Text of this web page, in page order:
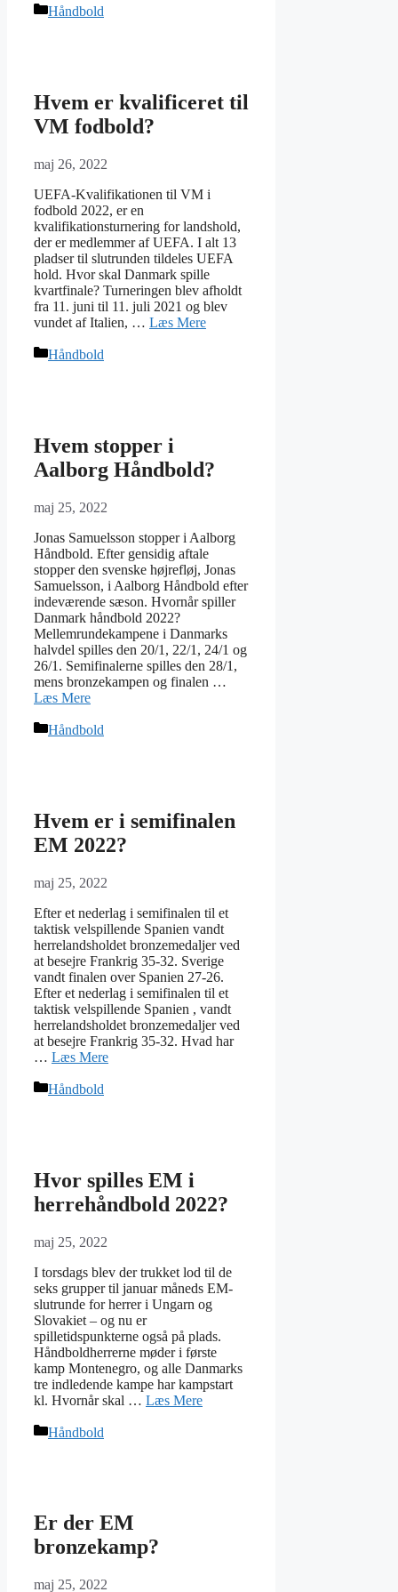
Kategorier
Håndbold
Hvem er kvalificeret til
VM fodbold?
maj 26, 2022
UEFA-Kvalifikationen til VM i
fodbold 2022, er en
kvalifikationsturnering for landshold,
der er medlemmer af UEFA. I alt 13
pladser til slutrunden tildeles UEFA
hold. Hvor skal Danmark spille
kvartfinale? Turneringen blev afholdt
fra 11. juni til 11. juli 2021 og blev
vundet af Italien, … Læs Mere
Kategorier
Håndbold
Hvem stopper i
Aalborg Håndbold?
maj 25, 2022
Jonas Samuelsson stopper i Aalborg
Håndbold. Efter gensidig aftale
stopper den svenske højrefløj, Jonas
Samuelsson, i Aalborg Håndbold efter
indeværende sæson. Hvornår spiller
Danmark håndbold 2022?
Mellemrundekampene i Danmarks
halvdel spilles den 20/1, 22/1, 24/1 og
26/1. Semifinalerne spilles den 28/1,
mens bronzekampen og finalen …
Læs Mere
Kategorier
Håndbold
Hvem er i semifinalen
EM 2022?
maj 25, 2022
Efter et nederlag i semifinalen til et
taktisk velspillende Spanien vandt
herrelandsholdet bronzemedaljer ved
at besejre Frankrig 35-32. Sverige
vandt finalen over Spanien 27-26.
Efter et nederlag i semifinalen til et
taktisk velspillende Spanien , vandt
herrelandsholdet bronzemedaljer ved
at besejre Frankrig 35-32. Hvad har
… Læs Mere
Kategorier
Håndbold
Hvor spilles EM i
herrehåndbold 2022?
maj 25, 2022
I torsdags blev der trukket lod til de
seks grupper til januar måneds EM-
slutrunde for herrer i Ungarn og
Slovakiet – og nu er
spilletidspunkterne også på plads.
Håndboldherrerne møder i første
kamp Montenegro, og alle Danmarks
tre indledende kampe har kampstart
kl. Hvornår skal … Læs Mere
Kategorier
Håndbold
Er der EM
bronzekamp?
maj 25, 2022